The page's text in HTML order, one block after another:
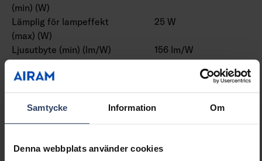
Samtycke Information Om
Denna webbplats använder cookies
(min) (W)
Lämplig för lampeffekt
(max) (W)
25 W
Ljusutbyte (min) (lm/W)
156 lm/W
Ljusutbyte (max) (lm/W)
156 lm/W
Max. systemeffekt (W)
Ljusutbyte (lm/W)
156 lm/W
Effektfaktor
0.95